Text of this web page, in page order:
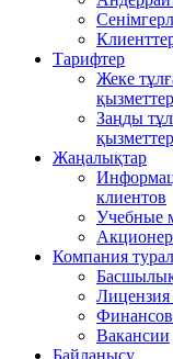
Тарифтер
Жеке
Заңды
Жаңалықтар
клиентов
Учебные
Компания
Вакансии
Байланысу